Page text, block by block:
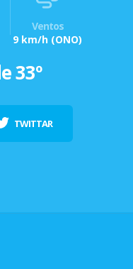
Ventos
9 km/h (ONO)
33º
TWITTAR